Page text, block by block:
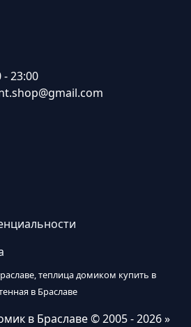
- 23:00
теплица домиком купить в
в Браславе
в Браславе© 2005 - 2026 »